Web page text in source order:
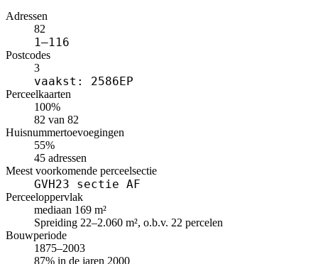
Adressen
82
1–116
Postcodes
3
vaakst: 2586EP
Perceelkaarten
100%
82 van 82
Huisnummertoevoegingen
55%
45 adressen
Meest voorkomende perceelsectie
GVH23 sectie AF
Perceeloppervlak
mediaan 169 m²
Spreiding 22–2.060 m², o.b.v. 22 percelen
Bouwperiode
1875–2003
87% in de jaren 2000